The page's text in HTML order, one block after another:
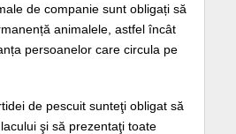
de companie sunt obligați să
animalele, astfel încât
persoanelor care circula pe
de pescuit sunteţi obligat să
şi să prezentaţi toate